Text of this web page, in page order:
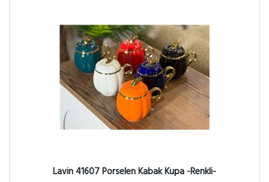
Lavin 41607 Porselen Kabak Kupa -Renkli-